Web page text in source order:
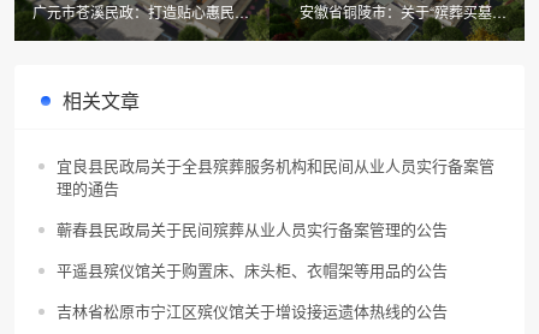
广元市苍溪民政：打造贴心惠民殡
葬服务办好群众“身后事”
安徽省铜陵市：关于“殡葬买墓地
为何价格都要10几万？太贵了”的
相关文章
宜良县民政局关于全县殡葬服务机构和民间从业人员实行备案管
理的通告
蕲春县民政局关于民间殡葬从业人员实行备案管理的公告
平遥县殡仪馆关于购置床、床头柜、衣帽架等用品的公告
吉林省松原市宁江区殡仪馆关于增设接运遗体热线的公告